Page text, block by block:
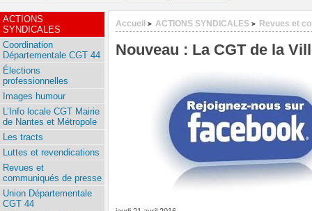
Accueil > ACTIONS SYNDICALES > Revues et
Nouveau : La CGT de la
ACTIONS
SYNDICALES
Coordination
Départementale CGT 44
Élections
professionnelles
Images humour
L’Info locale CGT Mairie
de Nantes et Métropole
Les tracts
Luttes et revendications
Revues et
communiqués de presse
Union Départementale
CGT 44